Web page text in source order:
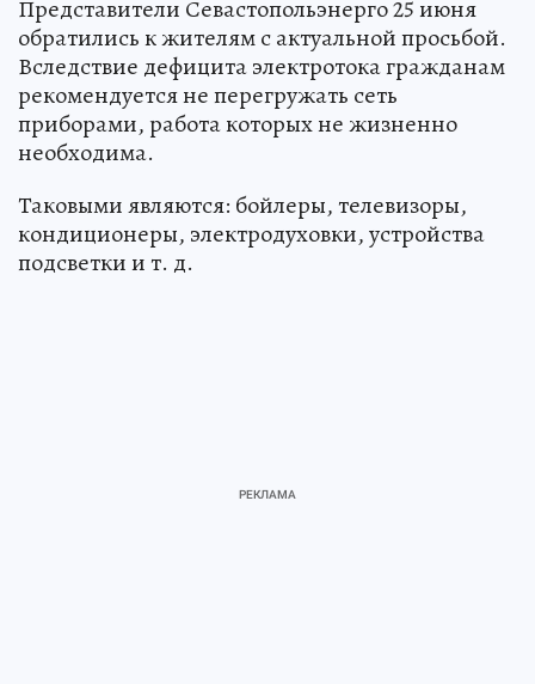
Представители Севастопольэнерго 25 июня
обратились к жителям с актуальной просьбой.
Вследствие дефицита электротока гражданам
рекомендуется не перегружать сеть
приборами, работа которых не жизненно
необходима.
Таковыми являются: бойлеры, телевизоры,
кондиционеры, электродуховки, устройства
подсветки и т. д.